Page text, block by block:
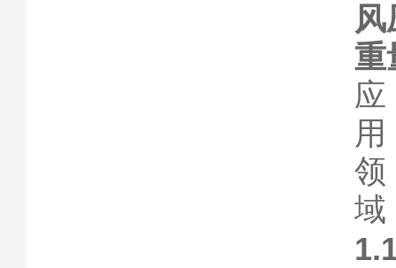
风
重
应
用
领
域